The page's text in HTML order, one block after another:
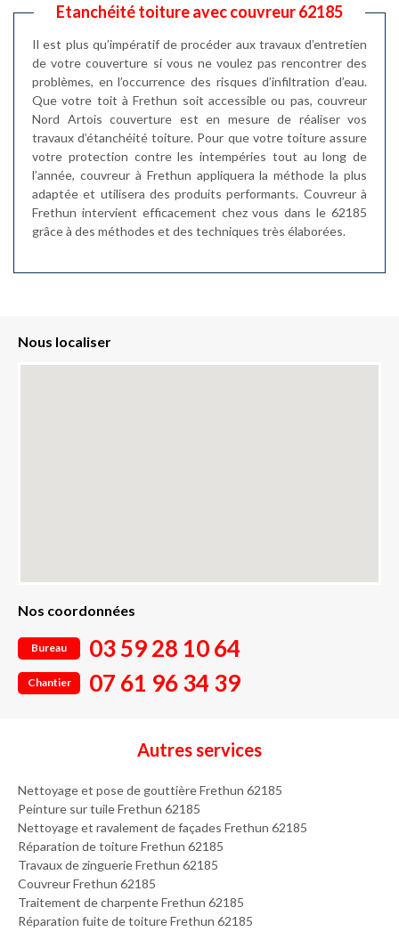
Etanchéité toiture avec couvreur 62185
Il est plus qu’impératif de procéder aux travaux d’entretien
de votre couverture si vous ne voulez pas rencontrer des
problèmes, en l’occurrence des risques d’infiltration d’eau.
Que votre toit à Frethun soit accessible ou pas, couvreur
Nord Artois couverture est en mesure de réaliser vos
travaux d’étanchéité toiture. Pour que votre toiture assure
votre protection contre les intempéries tout au long de
l’année, couvreur à Frethun appliquera la méthode la plus
adaptée et utilisera des produits performants. Couvreur à
Frethun intervient efficacement chez vous dans le 62185
grâce à des méthodes et des techniques très élaborées.
Nous localiser
Nos coordonnées
Bureau 03 59 28 10 64
Chantier 07 61 96 34 39
Autres services
Nettoyage et pose de gouttière Frethun 62185
Peinture sur tuile Frethun 62185
Nettoyage et ravalement de façades Frethun 62185
Réparation de toiture Frethun 62185
Travaux de zinguerie Frethun 62185
Couvreur Frethun 62185
Traitement de charpente Frethun 62185
Réparation fuite de toiture Frethun 62185